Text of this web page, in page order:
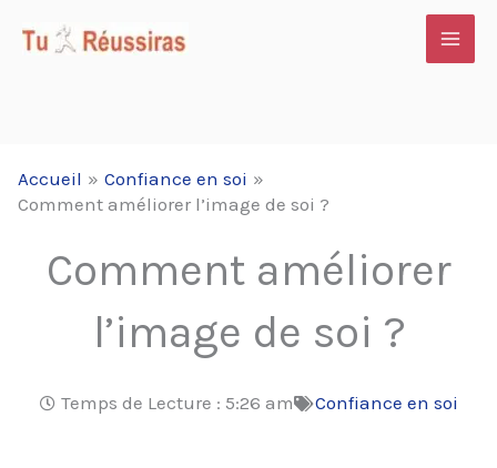
Accueil
Confiance en soi
Comment améliorer l’image de soi ?
Comment améliorer
l’image de soi ?
Temps de Lecture : 5:26 am Confiance en soi